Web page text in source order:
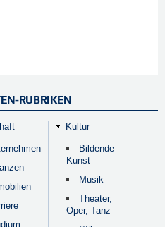
RUBRIKEN
Kultur
Bildende
Kunst
Musik
Theater,
Oper, Tanz